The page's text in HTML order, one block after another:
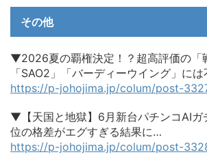
その他
▼2026夏の覇権決定！？超高評価の「
「SAO2」「バーディーウイング」に
https://p-johojima.jp/colum/post-
▼【天国と地獄】6月新台パチンコAIガ
位の格差がエグすぎる結果に…
https://p-johojima.jp/colum/post-